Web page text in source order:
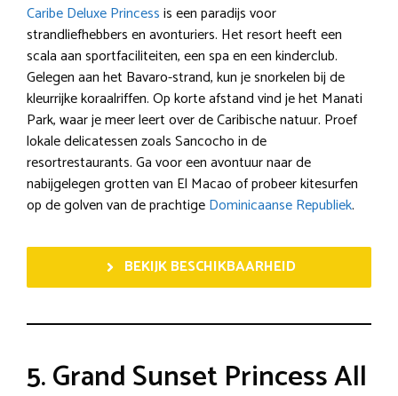
Caribe Deluxe Princessis een paradijs voor
strandliefhebbers en avonturiers. Het resort heeft een
scala aan sportfaciliteiten, een spa en een kinderclub.
Gelegen aan het Bavaro-strand, kun je snorkelen bij de
kleurrijke koraalriffen. Op korte afstand vind je het Manati
Park, waar je meer leert over de Caribische natuur. Proef
lokale delicatessen zoals Sancocho in de
resortrestaurants. Ga voor een avontuur naar de
nabijgelegen grotten van El Macao of probeer kitesurfen
op de golven van de prachtigeDominicaanse Republiek.
BEKIJK BESCHIKBAARHEID
5. Grand Sunset Princess All